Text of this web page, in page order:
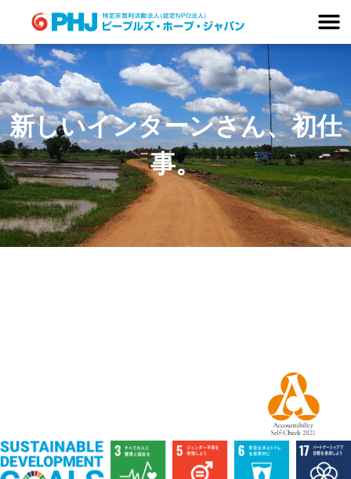
content
新しいインターンさん、初仕
事。